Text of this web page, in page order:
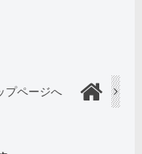
プページへ